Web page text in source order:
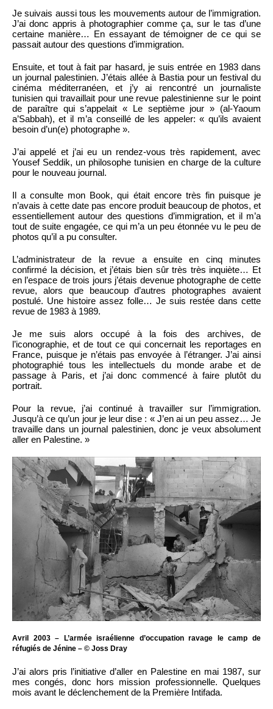
Je suivais aussi tous les mouvements autour de l’immigration.
J’ai donc appris à photographier comme ça, sur le tas d’une
certaine manière… En essayant de témoigner de ce qui se
passait autour des questions d’immigration.
Ensuite, et tout à fait par hasard, je suis entrée en 1983 dans
un journal palestinien. J’étais allée à Bastia pour un festival du
cinéma méditerranéen, et j’y ai rencontré un journaliste
tunisien qui travaillait pour une revue palestinienne sur le point
de paraître qui s’appelait « Le septième jour » (al-Yaoum
a’Sabbah), et il m’a conseillé de les appeler: « qu’ils avaient
besoin d’un(e) photographe ».
J’ai appelé et j’ai eu un rendez-vous très rapidement, avec
Yousef Seddik, un philosophe tunisien en charge de la culture
pour le nouveau journal.
Il a consulte mon Book, qui était encore très fin puisque je
n’avais à cette date pas encore produit beaucoup de photos, et
essentiellement autour des questions d’immigration, et il m’a
tout de suite engagée, ce qui m’a un peu étonnée vu le peu de
photos qu’il a pu consulter.
L’administrateur de la revue a ensuite en cinq minutes
confirmé la décision, et j’étais bien sûr très très inquiète… Et
en l’espace de trois jours j’étais devenue photographe de cette
revue, alors que beaucoup d’autres photographes avaient
postulé. Une histoire assez folle… Je suis restée dans cette
revue de 1983 à 1989.
Je me suis alors occupé à la fois des archives, de
l’iconographie, et de tout ce qui concernait les reportages en
France, puisque je n’étais pas envoyée à l’étranger. J’ai ainsi
photographié tous les intellectuels du monde arabe et de
passage à Paris, et j’ai donc commencé à faire plutôt du
portrait.
Pour la revue, j’ai continué à travailler sur l’immigration.
Jusqu’à ce qu’un jour je leur dise : « J’en ai un peu assez… Je
travaille dans un journal palestinien, donc je veux absolument
aller en Palestine. »
Avril 2003 – L’armée israélienne d’occupation ravage le camp de
réfugiés de Jénine – © Joss Dray
J’ai alors pris l’initiative d’aller en Palestine en mai 1987, sur
mes congés, donc hors mission professionnelle. Quelques
mois avant le déclenchement de la Première Intifada.